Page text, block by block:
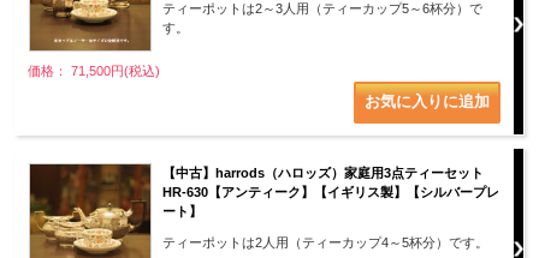
ティーポットは2～3人用（ティーカップ5～6杯分）で
す。
価格： 71,500円(税込)
【中古】harrods（ハロッズ）家庭用3点ティーセット
HR-630【アンティーク】【イギリス製】【シルバープレ
ート】
ティーポットは2人用（ティーカップ4～5杯分）です。